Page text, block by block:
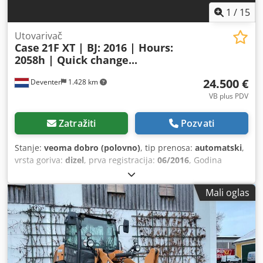
1 / 15
Deventer 1.428 km
Utovarivač
Case 21F XT | BJ: 2016 | Hours:
2058h | Quick change...
24.500 €
VB plus PDV
Zatražiti Pozvati
Stanje: veoma dobro (polovno), tip prenosa: automatski,
vrsta goriva: dizel, prva registracija: 06/2016, Godina
, radni sati:2.058 h
Dodatne opcije i pribor = - Zatvorena kabina - Radio/CD
plejer = Napomene = CASE 21F XT utovarivač iz 2016.
godine sa samo 2.058 radnih sati. Ovaj kompaktan i snažan
utovarivač je iz Nemačke i u odličnom je stanju, dobro
održavan. Mašina je odmah spremna za upotrebu i idealna
je za zemljane radove, poljoprivredu, reciklažu,
popločavanje i radove u dvorištu. Mašina je opremljena
Mali oglas